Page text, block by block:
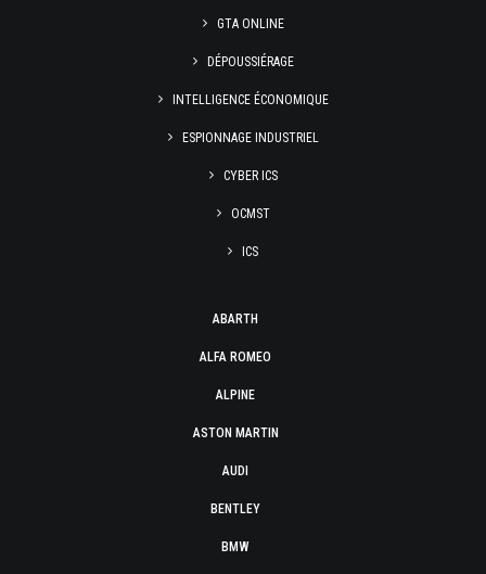
GTA ONLINE
DÉPOUSSIÉRAGE
INTELLIGENCE ÉCONOMIQUE
ESPIONNAGE INDUSTRIEL
CYBER ICS
OCMST
ICS
ABARTH
ALFA ROMEO
ALPINE
ASTON MARTIN
AUDI
BENTLEY
BMW